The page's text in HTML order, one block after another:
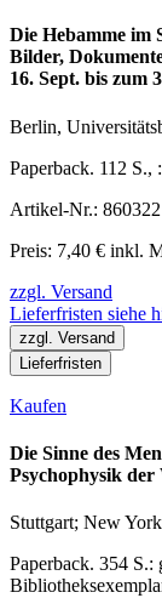
Die Hebamme im
Bilder,
16. Sept. bis zum
Berlin,
Paperback. 112 S.,
Artikel-Nr.: 860322
Preis: 7,40 € inkl.
zzgl. Versand
Lieferfristen siehe
zzgl. Versand
Lieferfristen
Kaufen
Die Sinne des
Psychophysik
Stuttgart; New
Paperback. 354 S.: